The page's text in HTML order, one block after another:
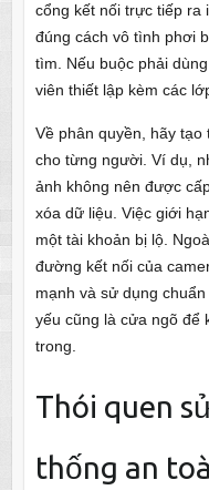
cổng kết nối trực tiếp ra
đúng cách vô tình phơi
tìm. Nếu buộc phải
viên thiết lập kèm các
Về phân quyền, hãy
cho từng người. Ví dụ,
ảnh không nên được
xóa dữ liệu. Việc giới
một tài khoản bị lộ.
đường kết nối của
mạnh và sử dụng
yếu cũng là cửa ngõ để
trong.
Thói quen
thống an